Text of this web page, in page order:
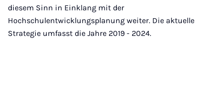
diesem Sinn in Einklang mit der
Hochschulentwicklungsplanung weiter. Die aktuelle
Strategie umfasst die Jahre 2019 - 2024.